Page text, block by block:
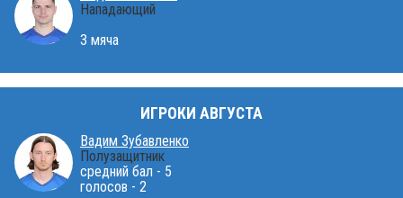
Нападающий
3 мяча
ИГРОКИ АВГУСТА
Вадим Зубавленко
Полузащитник
средний бал - 5
голосов - 2